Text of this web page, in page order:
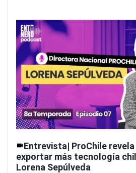
Entrevista| ProChile
exportar más tecnología
Lorena Sepúlveda